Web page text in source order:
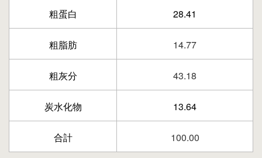
粗蛋白 28.41
粗脂肪 14.77
粗灰分 43.18
炭水化物 13.64
合計 100.00